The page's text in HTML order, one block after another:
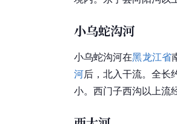
小乌蛇沟河
小乌蛇沟河在黑龙江省
河后，北入干流。全长
小。西门子西沟以上流